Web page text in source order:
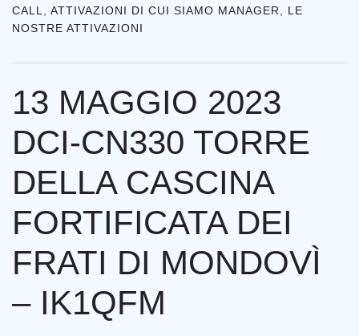
CALL
ATTIVAZIONI DI CUI SIAMO MANAGER
LE
NOSTRE ATTIVAZIONI
13 MAGGIO 2023
DCI-CN330 TORRE
DELLA CASCINA
FORTIFICATA DEI
FRATI DI MONDOVÌ
– IK1QFM